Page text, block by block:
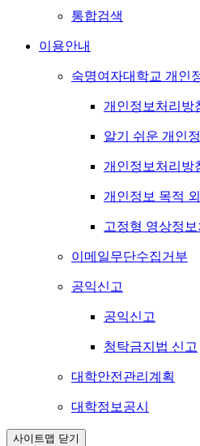
통합검색
이용안내
숙명여자대학교 개인
개인정보처리방
알기 쉬운 개인
개인정보처리방
개인정보 목적
고정형 영상정
이메일무단수집거부
공익신고
공익신고
청탁금지법 신고
대학안전관리계획
대학정보공시
사이트맵 닫기